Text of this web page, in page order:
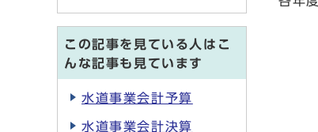
この記事を見ている人はこ
んな記事も見ています
水道事業会計予算
水道事業会計決算